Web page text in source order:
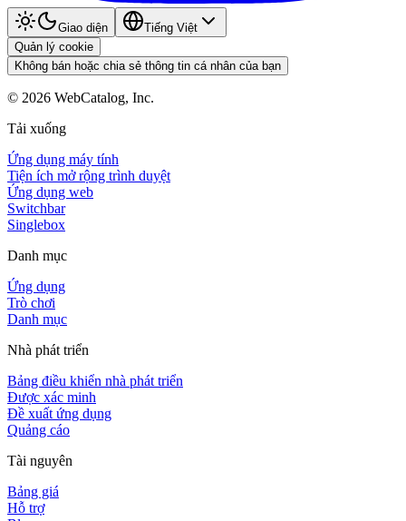
Giao diện
Tiếng Việt
Quản lý cookie
Không bán hoặc chia sẻ thông tin cá nhân của bạn
© 2026 WebCatalog, Inc.
Tải xuống
Ứng dụng máy tính
Tiện ích mở rộng trình duyệt
Ứng dụng web
Switchbar
Singlebox
Danh mục
Ứng dụng
Trò chơi
Danh mục
Nhà phát triển
Bảng điều khiển nhà phát triển
Được xác minh
Đề xuất ứng dụng
Quảng cáo
Tài nguyên
Bảng giá
Hỗ trợ